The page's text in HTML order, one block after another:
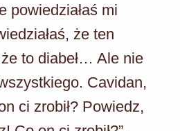
powiedziałaś mi
że ten
że to diabeł… Ale nie
Cavidan,
ci zrobił? Powiedz,